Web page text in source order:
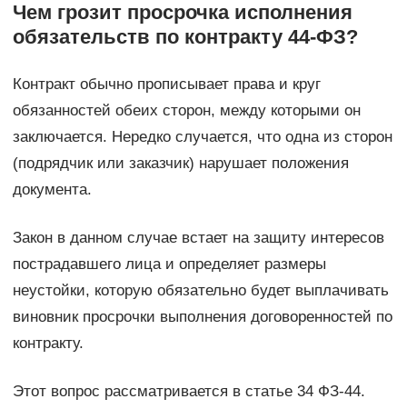
Чем грозит просрочка исполнения
обязательств по контракту 44-ФЗ?
Контракт обычно прописывает права и круг
обязанностей обеих сторон, между которыми он
заключается. Нередко случается, что одна из сторон
(подрядчик или заказчик) нарушает положения
документа.
Закон в данном случае встает на защиту интересов
пострадавшего лица и определяет размеры
неустойки, которую обязательно будет выплачивать
виновник просрочки выполнения договоренностей по
контракту.
Этот вопрос рассматривается в статье 34 ФЗ-44.